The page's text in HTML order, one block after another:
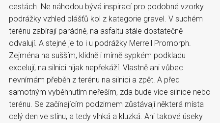
cestách. Ne náhodou bývá inspirací pro podobné vzorky
podrážky vzhled plášťů kol z kategorie gravel. V suchém
terénu zabírají parádně, na asfaltu stále dostatečně
odvalují. A stejné je to i u podrážky Merrell Promorph.
Zejména na sušším, klidně i mírně sypkém podkladu
excelují, na silnici nijak nepřekáží. Vlastně ani vůbec
nevnímám přeběh z terénu na silnici a zpět. A před
samotným vyběhnutím neřeším, zda bude více silnice nebo
terénu. Se začínajícím podzimem zůstávají některá místa
celý den ve stínu, a tedy vlhká a kluzká. Ani takové úseky